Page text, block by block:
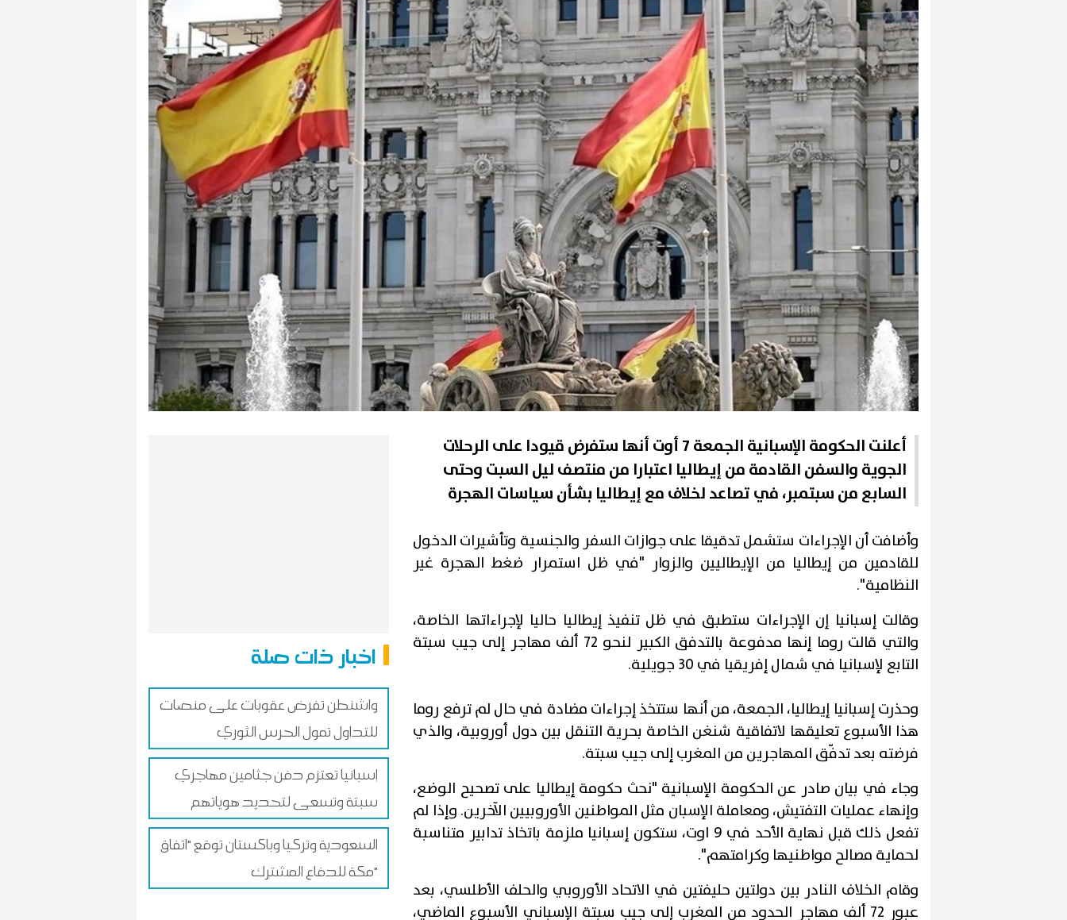
اخبار ذات صلة
واشنطن تفرض عقوبات على منصات
للتداول تمول الحرس الثوري
إسبانيا تعتزم دفن جثامين مهاجري
سبتة وتسعى لتحديد هوياتهم
السعودية وتركيا وباكستان توقع "اتفاق
مكة للدفاع المشترك"
أعلنت الحكومة الإسبانية الجمعة 7 أوت أنها ستفرض قيودا على الرحلات
الجوية والسفن القادمة من إيطاليا اعتبارا من منتصف ليل السبت وحتى
السابع من سبتمبر، في تصاعد لخلاف مع إيطاليا بشأن سياسات الهجرة
وأضافت أن الإجراءات ستشمل تدقيقا على جوازات السفر والجنسية وتأشيرات الدخول
للقادمين من إيطاليا من الإيطاليين والزوار "في ظل استمرار ضغط الهجرة غير
النظامية".
وقالت إسبانيا إن الإجراءات ستطبق في ظل تنفيذ إيطاليا حاليا لإجراءاتها الخاصة،
والتي قالت روما إنها مدفوعة بالتدفق الكبير لنحو 72 ألف مهاجر إلى جيب سبتة
التابع لإسبانيا في شمال إفريقيا في 30 جويلية.
وحذرت إسبانيا إيطاليا، الجمعة، من أنها ستتخذ إجراءات مضادة في حال لم ترفع روما
هذا الأسبوع تعليقها لاتفاقية شنغن الخاصة بحرية التنقل بين دول أوروبية، والذي
فرضته بعد تدفّق المهاجرين من المغرب إلى جيب سبتة.
وجاء في بيان صادر عن الحكومة الإسبانية "نحث حكومة إيطاليا على تصحيح الوضع،
وإنهاء عمليات التفتيش، ومعاملة الإسبان مثل المواطنين الأوروبيين الآخرين. وإذا لم
تفعل ذلك قبل نهاية الأحد في 9 اوت، ستكون إسبانيا ملزمة باتخاذ تدابير متناسبة
لحماية مصالح مواطنيها وكرامتهم".
وقام الخلاف النادر بين دولتين حليفتين في الاتحاد الأوروبي والحلف الأطلسي، بعد
عبور 72 ألف مهاجر الحدود من المغرب إلى جيب سبتة الإسباني الأسبوع الماضي،